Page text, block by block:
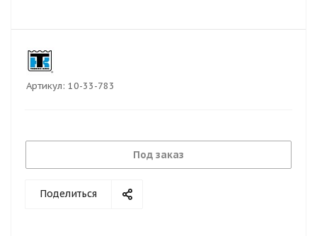
Артикул: 10-33-783
Под заказ
Поделиться